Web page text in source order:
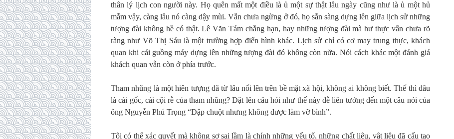
thân lý lịch con người này. Họ quên mất một điều là ủ một sự thật lâu ngày cũng như là ủ một hủ
mắm vậy, càng lâu nó càng dậy mùi. Vẫn chưa ngừng ở đó, họ sẵn sàng dựng lên giữa lịch sử những
tượng đài không hề có thật. Lê Văn Tám chẳng hạn, hay những tượng đài mà hư thực vẫn chưa rõ
ràng như Võ Thị Sáu là một trường hợp điển hình khác. Lịch sử chỉ có cơ may trung thực, khách
quan khi cái guồng máy dựng lên những tượng đài đó không còn nữa. Nói cách khác một đánh giá
khách quan vẫn còn ở phía trước.
Tham nhũng là một hiên tượng đã từ lâu nổi lên trên bề mặt xã hội, không ai không biết. Thế thì đâu
là cái gốc, cái cội rễ của tham nhũng? Đặt lên câu hỏi như thế này dễ liên tưởng đến một câu nói của
ông Nguyễn Phú Trọng “Đập chuột nhưng không được làm vỡ bình”.
Tôi có thể xác quyết mà không sợ sai lầm là chính những yếu tố, những chất liệu, vật liệu đã cấu tạo